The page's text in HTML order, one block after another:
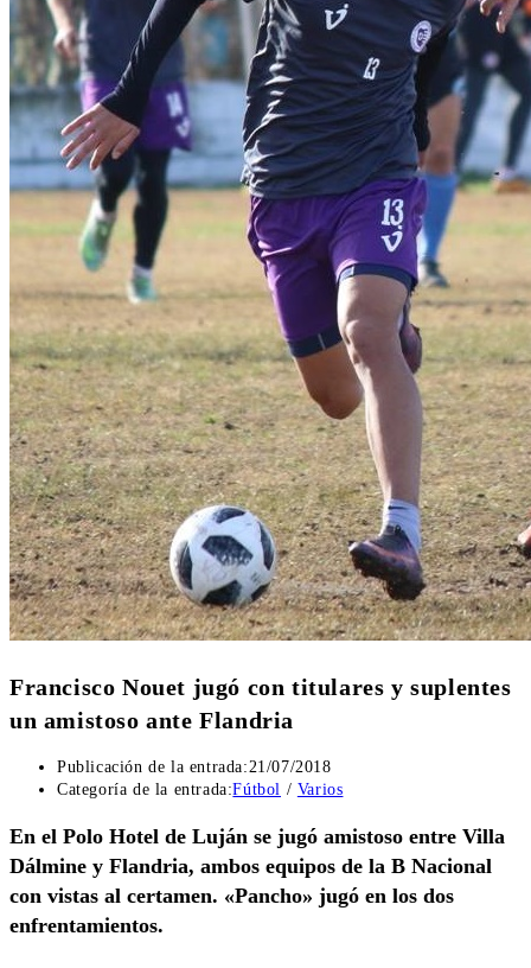
Francisco Nouet jugó con titulares y suplentes
un amistoso ante Flandria
Publicación de la entrada:21/07/2018
Categoría de la entrada:Fútbol / Varios
En el Polo Hotel de Luján se jugó amistoso entre Villa
Dálmine y Flandria, ambos equipos de la B Nacional
con vistas al certamen. «Pancho» jugó en los dos
enfrentamientos.